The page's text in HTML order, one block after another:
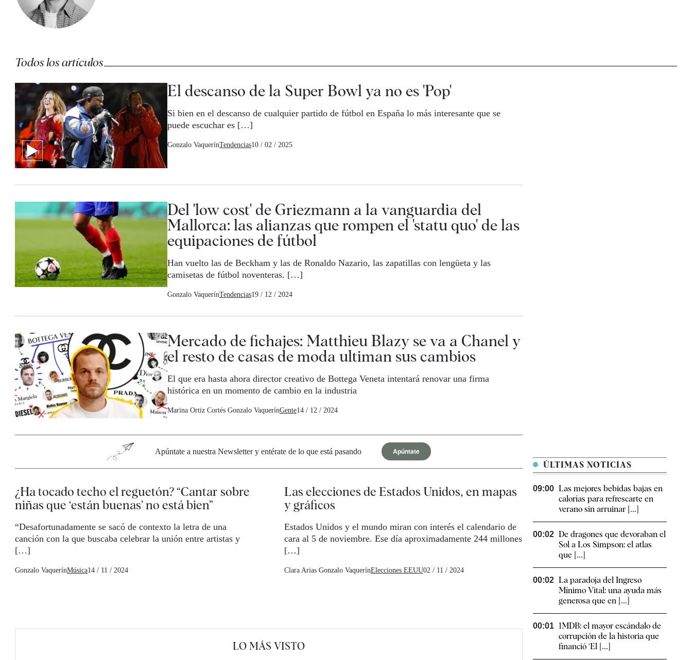
Todos los artículos
El descanso de la Super Bowl ya no es 'Pop'
Si bien en el descanso de cualquier partido de fútbol en España lo más interesante que se
puede escuchar es […]
Gonzalo VaquerínTendencias10 / 02 / 2025
Del 'low cost' de Griezmann a la vanguardia del
Mallorca: las alianzas que rompen el 'statu quo' de las
equipaciones de fútbol
Han vuelto las de Beckham y las de Ronaldo Nazario, las zapatillas con lengüeta y las
camisetas de fútbol noventeras. […]
Gonzalo VaquerínTendencias19 / 12 / 2024
Mercado de fichajes: Matthieu Blazy se va a Chanel y
el resto de casas de moda ultiman sus cambios
El que era hasta ahora director creativo de Bottega Veneta intentará renovar una firma
histórica en un momento de cambio en la industria
Marina Ortiz Cortés Gonzalo VaquerínGente14 / 12 / 2024
Apúntate a nuestra Newsletter y entérate de lo que está pasando Apúntate
¿Ha tocado techo el reguetón? “Cantar sobre
niñas que ‘están buenas’ no está bien”
“Desafortunadamente se sacó de contexto la letra de una
canción con la que buscaba celebrar la unión entre artistas y
[…]
Gonzalo VaquerínMúsica14 / 11 / 2024
Las elecciones de Estados Unidos, en mapas
y gráficos
Estados Unidos y el mundo miran con interés el calendario de
cara al 5 de noviembre. Ese día aproximadamente 244 millones
[…]
Clara Arias Gonzalo VaquerínElecciones EEUU02 / 11 / 2024
LO MÁS VISTO
ÚLTIMAS NOTICIAS
09:00 Las mejores bebidas bajas en
calorías para refrescarte en
verano sin arruinar [...]
00:02 De dragones que devoraban el
Sol a Los Simpson: el atlas
que [...]
00:02 La paradoja del Ingreso
Mínimo Vital: una ayuda más
generosa que en [...]
00:01 1MDB: el mayor escándalo de
corrupción de la historia que
financió ‘El [...]